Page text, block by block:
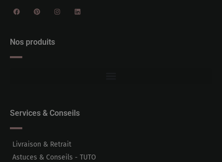
Nos produits
Services & Conseils
Livraison & Retrait
Astuces & Conseils - TUTO